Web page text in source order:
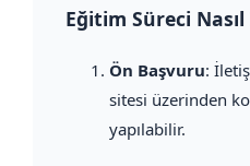
Eğitim Süreci
Ön Başvuru:
sitesi üzerinden
yapılabilir.